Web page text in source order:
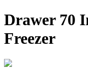
Drawer 70
Freezer